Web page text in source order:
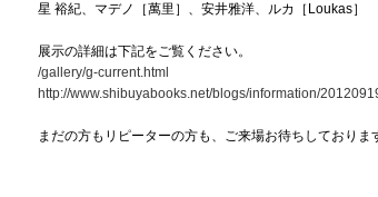
星 裕紀、マデノ［萬里］、安井雅洋、ルカ［Loukas］
展示の詳細は下記をご覧ください。
/gallery/g-current.html
http://www.shibuyabooks.net/blogs/information/
まだの方もリピーターの方も、ご来場お待ちしておりま